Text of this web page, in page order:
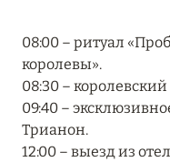
11 декабря 2024
RIXOS PREMIUM
КОНЦЕПЦИЯ «ВСЁ
ЭКСКЛЮЗИВНО»
Подробнее
08:00 – ритуал
королевы».
08:30 – королевский
09:40 –
Трианон.
12:00 – выезд из